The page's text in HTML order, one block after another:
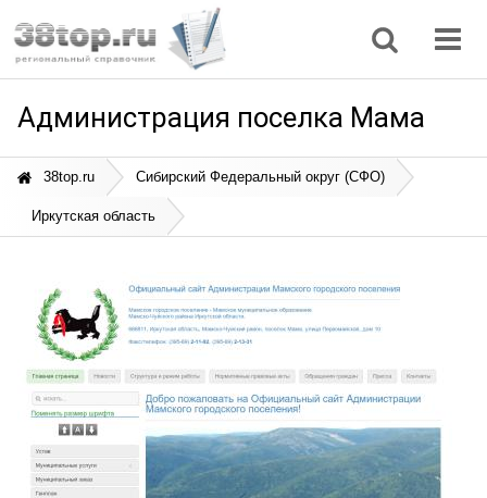
Администрация поселка Мама
38top.ru Сибирский Федеральный округ (СФО)
Иркутская область